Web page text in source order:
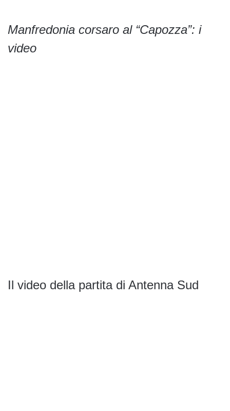
Manfredonia corsaro al “Capozza”: i
video
Il video della partita di Antenna Sud